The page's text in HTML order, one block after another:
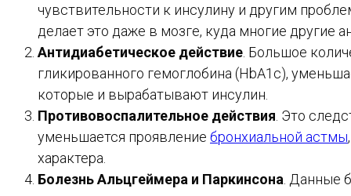
чувствительности к инсулину и другим
делает это даже в мозге, куда многие другие
Антидиабетическое действие . Большое
гликированного гемоглобина (HbA1c),
которые и вырабатывают инсулин.
Противовоспалительное действия . Это
уменьшается проявление бронхиальной астмы
характера.
Болезнь Альцгеймера и Паркинсона . Данные